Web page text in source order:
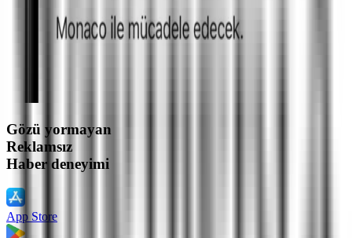
Gözü yormayan
Reklamsız
Haber deneyimi
App Store